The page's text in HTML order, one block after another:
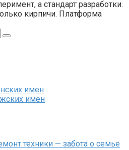
а стандарт разработки.
кирпичи. Платформа
имен
имен
техники — забота о семье